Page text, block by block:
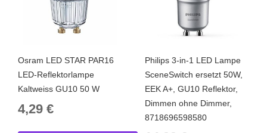
Osram LED STAR PAR16
LED-Reflektorlampe
Kaltweiss GU10 50 W
4,29 €
Philips 3-in-1 LED Lampe
SceneSwitch ersetzt 50W,
EEK A+, GU10 Reflektor,
Dimmen ohne Dimmer,
8718696598580